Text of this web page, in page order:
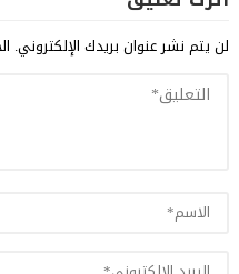
لن يتم نشر عنوان بريدك الإلكتروني.